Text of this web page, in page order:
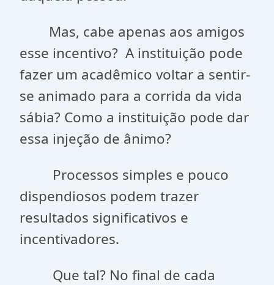
Mas, cabe apenas aos amigos
esse incentivo? A instituição pode
fazer um acadêmico voltar a sentir-
se animado para a corrida da vida
sábia? Como a instituição pode dar
essa injeção de ânimo?
Processos simples e pouco
dispendiosos podem trazer
resultados significativos e
incentivadores.
Que tal? No final de cada